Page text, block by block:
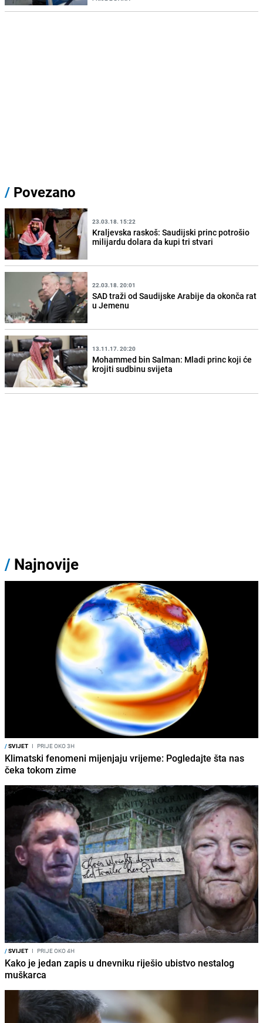
/ Povezano
23.03.18. 15:22
Kraljevska raskoš: Saudijski princ potrošio
milijardu dolara da kupi tri stvari
22.03.18. 20:01
SAD traži od Saudijske Arabije da okonča rat
u Jemenu
13.11.17. 20:20
Mohammed bin Salman: Mladi princ koji će
krojiti sudbinu svijeta
/ Najnovije
/SVIJET I PRIJE OKO 3H
Klimatski fenomeni mijenjaju vrijeme: Pogledajte šta nas
čeka tokom zime
/SVIJET I PRIJE OKO 4H
Kako je jedan zapis u dnevniku riješio ubistvo nestalog
muškarca